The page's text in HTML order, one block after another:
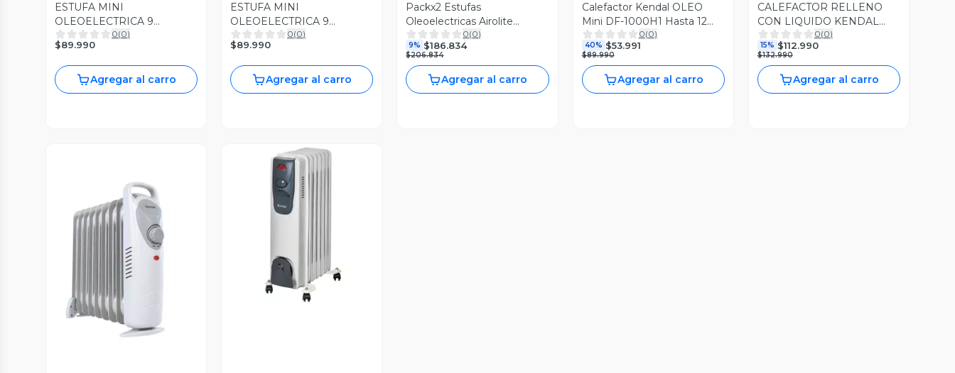
ESTUFA MINI
OLEOELECTRICA 9
ELEMENTOS 1000W DF-
1000H1-9 KENDAL
0(0)
$89.990
Agregar al carro
ESTUFA MINI
OLEOELECTRICA 9
ELEMENTOS 1000W DF-
1000H1-9 KENDAL
0(0)
$89.990
Agregar al carro
Packx2 Estufas
Oleoelectricas Airolite
Rb2209tp Aceite 2200w
0(0)
9% $186.834
$206.834
Agregar al carro
Calefactor Kendal OLEO
Mini DF-1000H1 Hasta 12
M2
0(0)
40% $53.991
$89.990
Agregar al carro
CALEFACTOR RELLENO
CON LIQUIDO KENDAL
KO1500 OLEO
0(0)
15% $112.990
$132.990
Agregar al carro
Vista Previa